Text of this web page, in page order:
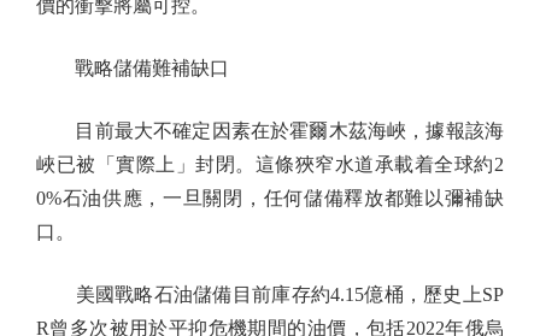
價的衝擊將屬可控。
戰略儲備難補缺口
目前最大不確定因素在於霍爾木茲海峽，據報該海
峽已被「實際上」封閉。這條狹窄水道承載着全球約2
0%石油供應，一旦關閉，任何儲備釋放都難以彌補缺
口。
美國戰略石油儲備目前庫存約4.15億桶，歷史上SP
R曾多次被用於平抑危機期間的油價，包括2022年俄烏